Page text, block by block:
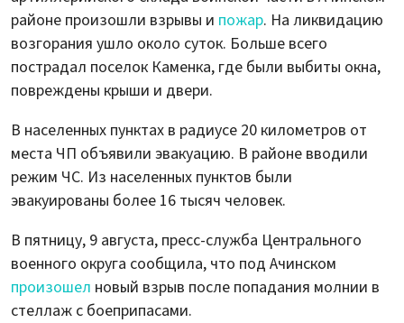
районе произошли взрывы и пожар. На ликвидацию
возгорания ушло около суток. Больше всего
пострадал поселок Каменка, где были выбиты окна,
повреждены крыши и двери.
В населенных пунктах в радиусе 20 километров от
места ЧП объявили эвакуацию. В районе вводили
режим ЧС. Из населенных пунктов были
эвакуированы более 16 тысяч человек.
В пятницу, 9 августа, пресс-служба Центрального
военного округа сообщила, что под Ачинском
произошел новый взрыв после попадания молнии в
стеллаж с боеприпасами.